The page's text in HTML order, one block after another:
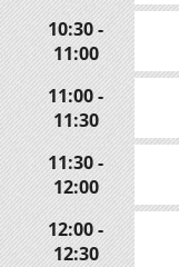
10:30 -
11:00
11:00 -
11:30
11:30 -
12:00
12:00 -
12:30